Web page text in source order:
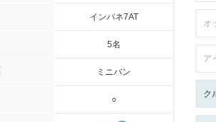
インパネ7AT
5名
ミニバン
○
オ
ア
ク